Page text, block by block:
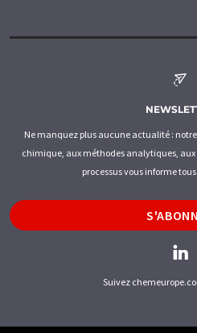
Ne manquez plus aucune actualité :
chimique, aux méthodes analytiques,
processus vous informe
Suivez